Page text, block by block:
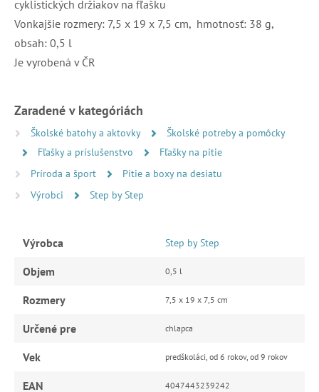
cyklistických držiakov na fľašku
Vonkajšie rozmery: 7,5 x 19 x 7,5 cm, hmotnosť: 38 g,
obsah: 0,5 l
Je vyrobená v ČR
Zaradené v kategóriách
Školské batohy a aktovky
Školské potreby a pomôcky
Fľašky a príslušenstvo
Fľašky na pitie
Príroda a šport
Pitie a boxy na desiatu
Výrobci
Step by Step
Výrobca Step by Step
Objem 0,5 l
Rozmery 7,5 x 19 x 7,5 cm
Určené pre chlapca
Vek predškoláci, od 6 rokov, od 9 rokov
EAN 4047443239242